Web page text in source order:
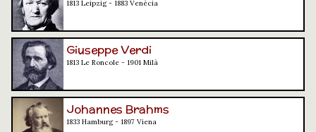
1813 Leipzig - 1883 Venècia
Giuseppe Verdi
1813 Le Roncole - 1901 Milà
Johannes Brahms
1833 Hamburg - 1897 Viena